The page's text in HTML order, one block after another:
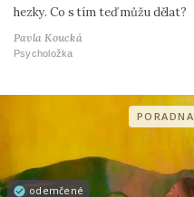
hezky. Co s tím teď můžu dělat?
Pavla Koucká
Psycholožka
odemčené
PORADNA